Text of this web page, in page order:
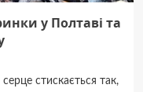
у Полтаві та
стискається так,